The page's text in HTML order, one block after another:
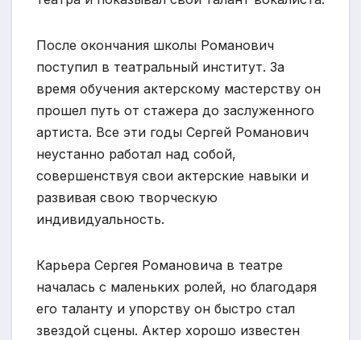
После окончания школы Романович
поступил в театральный институт. За
время обучения актерскому мастерству он
прошел путь от стажера до заслуженного
артиста. Все эти годы Сергей Романович
неустанно работал над собой,
совершенствуя свои актерские навыки и
развивая свою творческую
индивидуальность.
Карьера Сергея Романовича в театре
началась с маленьких ролей, но благодаря
его таланту и упорству он быстро стал
звездой сцены. Актер хорошо известен